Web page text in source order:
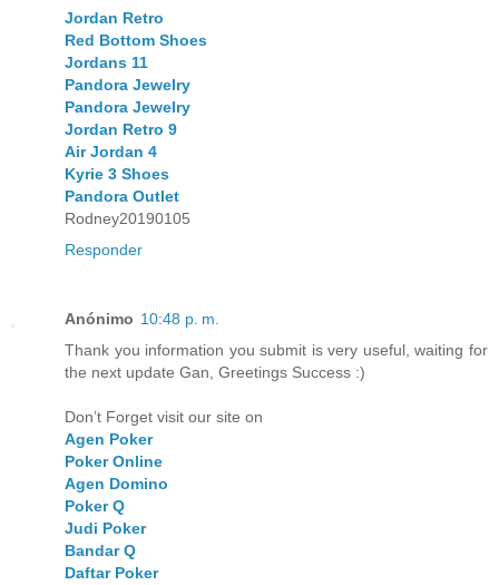
Jordan Retro
Red Bottom Shoes
Jordans 11
Pandora Jewelry
Pandora Jewelry
Jordan Retro 9
Air Jordan 4
Kyrie 3 Shoes
Pandora Outlet
Rodney20190105
Responder
Anónimo 10:48 p. m.
Thank you information you submit is very useful, waiting for
the next update Gan, Greetings Success :)
Don’t Forget visit our site on
Agen Poker
Poker Online
Agen Domino
Poker Q
Judi Poker
Bandar Q
Daftar Poker